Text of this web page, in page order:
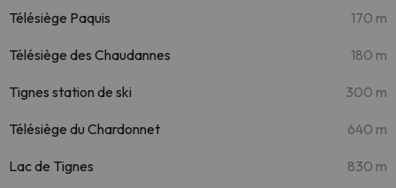
Télésiège Paquis 170 m
Télésiège des Chaudannes 180 m
Tignes station de ski 300 m
Télésiège du Chardonnet 640 m
Lac de Tignes 830 m